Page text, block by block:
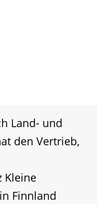
Land- und
den Vertrieb,
Kleine
Finnland